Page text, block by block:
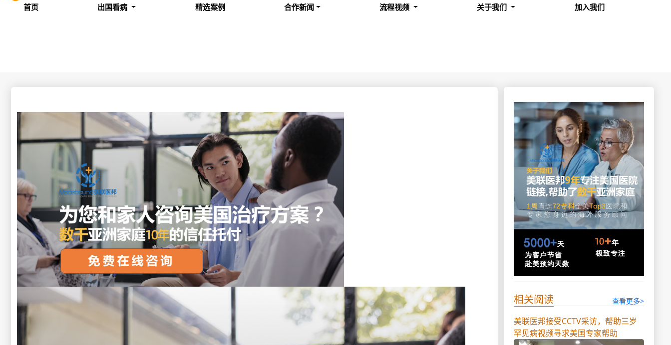
首页 出国看病 精选案例 合作新闻 流程视频 关于我们 加入我们
相关阅读 查看更多>
美联医邦接受CCTV采访，帮助三岁
罕见病视频寻求美国专家帮助